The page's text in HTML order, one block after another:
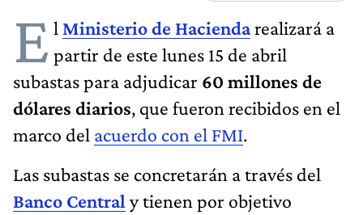
E l Ministerio de Haciendarealizará a
partir de este lunes 15 de abril
subastas para adjudicar 60 millones de
dólares diarios, que fueron recibidos en el
marco del acuerdo con el FMI.
Las subastas se concretarán a través del
Banco Central y tienen por objetivo